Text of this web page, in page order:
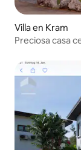
Villa en Kram
Preciosa casa